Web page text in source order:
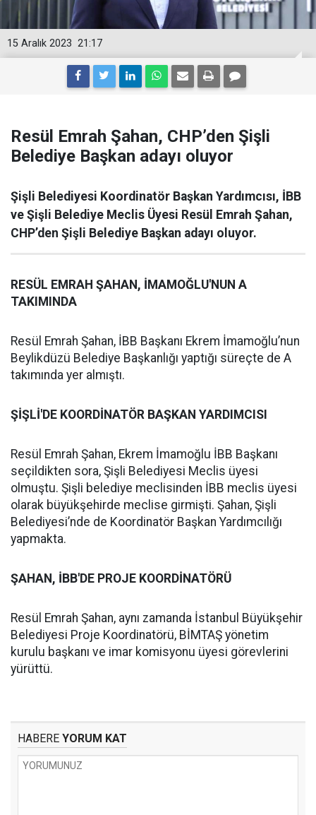
21:17
15 Aralık 2023
Resül Emrah Şahan, CHP’den Şişli
Belediye Başkan adayı oluyor
Şişli Belediyesi Koordinatör Başkan Yardımcısı, İBB
ve Şişli Belediye Meclis Üyesi Resül Emrah Şahan,
CHP’den Şişli Belediye Başkan adayı oluyor.
RESÜL EMRAH ŞAHAN, İMAMOĞLU'NUN A
TAKIMINDA
Resül Emrah Şahan, İBB Başkanı Ekrem İmamoğlu’nun
Beylikdüzü Belediye Başkanlığı yaptığı süreçte de A
takımında yer almıştı.
ŞİŞLİ'DE KOORDİNATÖR BAŞKAN YARDIMCISI
Resül Emrah Şahan, Ekrem İmamoğlu İBB Başkanı
seçildikten sora, Şişli Belediyesi Meclis üyesi
olmuştu. Şişli belediye meclisinden İBB meclis üyesi
olarak büyükşehirde meclise girmişti. Şahan, Şişli
Belediyesi’nde de Koordinatör Başkan Yardımcılığı
yapmakta.
ŞAHAN, İBB'DE PROJE KOORDİNATÖRÜ
Resül Emrah Şahan, aynı zamanda İstanbul Büyükşehir
Belediyesi Proje Koordinatörü, BİMTAŞ yönetim
kurulu başkanı ve imar komisyonu üyesi görevlerini
yürüttü.
HABERE YORUM KAT